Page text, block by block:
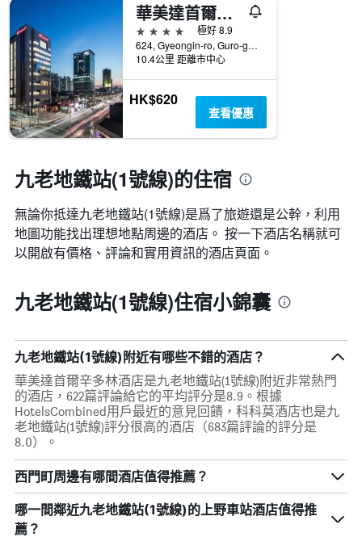
華美達首爾辛多林酒店
4星級
極好 8.9
624, Gyeongin-ro, Guro-gu, 首爾, 韓國
10.4公里 距離市中心
HK$620
查看優惠
九老地鐵站(1號線)的住宿
無論你抵達九老地鐵站(1號線)​是爲了旅遊還是公幹，利用
地圖功能找出理想地點周邊的酒店。 按一下酒店名稱就可
以開啟有價格、評論和實用資訊的酒店頁面。
九老地鐵站(1號線)住宿小錦囊
九老地鐵站(1號線)附近有哪些不錯的酒店？
華美達首爾辛多林酒店是九老地鐵站(1號線)附近非常熱門
的酒店，622篇評論給它的平均評分是8.9。根據
HotelsCombined用戶最近的意見回饋，科科莫酒店也是九
老地鐵站(1號線)評分很高的酒店（683篇評論的評分是
8.0）。
西門町周邊有哪間酒店值得推薦？
哪一間鄰近九老地鐵站(1號線)的上野車站酒店值得推
薦？